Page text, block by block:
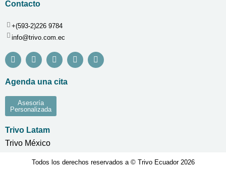
Contacto
+(593-2)226 9784
info@trivo.com.ec
Agenda una cita
Asesoría
Personalizada
Trivo Latam
Trivo México
Todos los derechos reservados a © Trivo Ecuador 2026